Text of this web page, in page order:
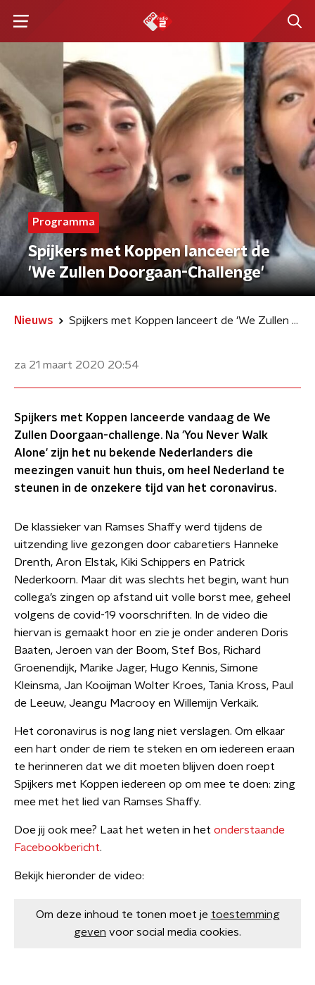
Programma
Spijkers met Koppen lanceert de
'We Zullen Doorgaan-Challenge'
Nieuws Spijkers met Koppen lanceert de 'We Zullen Doorgaan-Challenge'
za 21 maart 2020 20:54
Spijkers met Koppen lanceerde vandaag de We
Zullen Doorgaan-challenge. Na 'You Never Walk
Alone' zijn het nu bekende Nederlanders die
meezingen vanuit hun thuis, om heel Nederland te
steunen in de onzekere tijd van het coronavirus.
De klassieker van Ramses Shaffy werd tijdens de
uitzending live gezongen door cabaretiers Hanneke
Drenth, Aron Elstak, Kiki Schippers en Patrick
Nederkoorn. Maar dit was slechts het begin, want hun
collega’s zingen op afstand uit volle borst mee, geheel
volgens de covid-19 voorschriften. In de video die
hiervan is gemaakt hoor en zie je onder anderen Doris
Baaten, Jeroen van der Boom, Stef Bos, Richard
Groenendijk, Marike Jager, Hugo Kennis, Simone
Kleinsma, Jan Kooijman Wolter Kroes, Tania Kross, Paul
de Leeuw, Jeangu Macrooy en Willemijn Verkaik.
Het coronavirus is nog lang niet verslagen. Om elkaar
een hart onder de riem te steken en om iedereen eraan
te herinneren dat we dit moeten blijven doen roept
Spijkers met Koppen iedereen op om mee te doen: zing
mee met het lied van Ramses Shaffy.
Doe jij ook mee? Laat het weten in het onderstaande
Facebookbericht.
Bekijk hieronder de video:
Om deze inhoud te tonen moet je toestemming
geven voor social media cookies.